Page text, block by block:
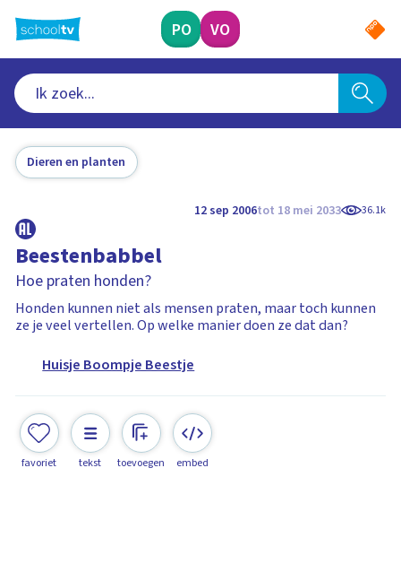
naar
hoofdinhoud
PO VO
Dieren en planten
12 sep 2006tot 18 mei 2033 36.1k
Beestenbabbel
Hoe praten honden?
Honden kunnen niet als mensen praten, maar toch kunnen
ze je veel vertellen. Op welke manier doen ze dat dan?
Huisje Boompje Beestje
favoriet tekst toevoegen embed